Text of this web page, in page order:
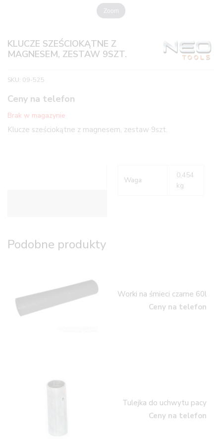
Zoom
KLUCZE SZEŚCIOKĄTNE Z
MAGNESEM, ZESTAW 9SZT.
SKU: 09-525
Ceny na telefon
Brak w magazynie
Klucze sześciokątne z magnesem, zestaw 9szt.
Waga
0,454
kg
Podobne produkty
Worki na śmieci czarne 60l
Ceny na telefon
Tulejka do uchwytu pacy
Ceny na telefon